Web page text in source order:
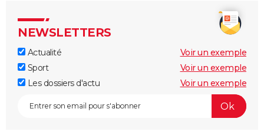
NEWSLETTERS
Actualité
Voir un exemple
Sport
Voir un exemple
Les dossiers d'actu
Voir un exemple